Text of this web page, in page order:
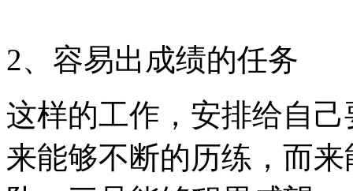
2、容易出成绩的任务
这样的工作，安排给自
来能够不断的历练，而